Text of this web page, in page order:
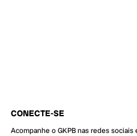
CONECTE-SE
Acompanhe o GKPB nas redes